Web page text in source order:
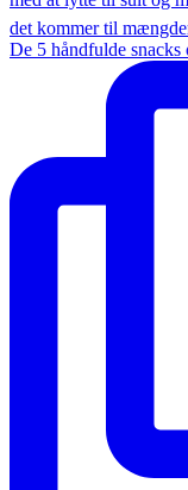
De 5 håndfulde snacks